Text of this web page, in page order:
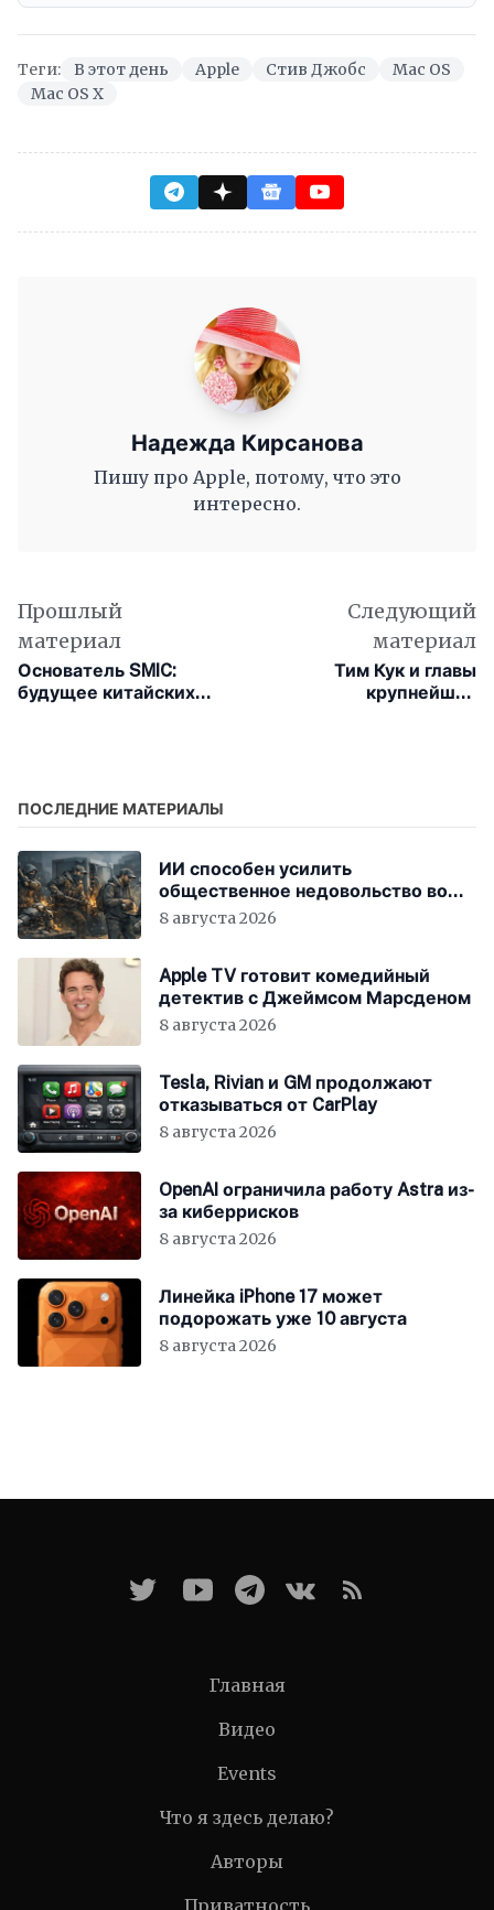
Теги: В этот день Apple Стив Джобс
Mac OS
Mac OS X
Надежда Кирсанова
Пишу про Apple, потому, что это
интересно.
Прошлый
материал
Основатель SMIC:
будущее китайских
Следующий
материал
Тим Кук и главы
крупнейших
ПОСЛЕДНИЕ МАТЕРИАЛЫ
ИИ способен усилить
общественное недовольство во
всём мире
8 августа 2026
Apple TV готовит комедийный
детектив с Джеймсом Марсденом
8 августа 2026
Tesla, Rivian и GM продолжают
отказываться от CarPlay
8 августа 2026
OpenAI ограничила работу Astra из-
за киберрисков
8 августа 2026
Линейка iPhone 17 может
подорожать уже 10 августа
8 августа 2026
Главная
Видео
Events
Что я здесь делаю?
Авторы